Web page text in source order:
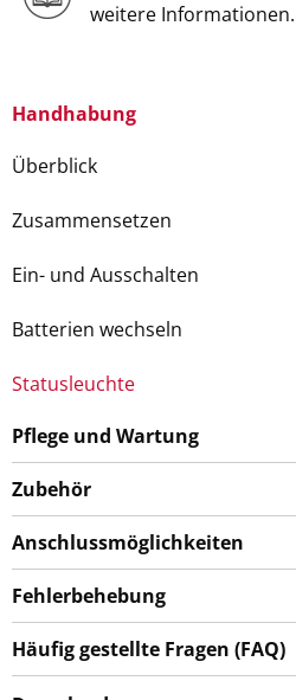
weitere Informationen.
Handhabung
Überblick
Zusammensetzen
Ein- und Ausschalten
Batterien wechseln
Statusleuchte
Pflege und Wartung
Zubehör
Anschlussmöglichkeiten
Fehlerbehebung
Häufig gestellte Fragen (FAQ)